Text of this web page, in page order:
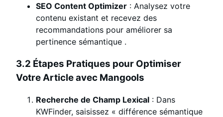
SEO Content Optimizer : Analysez votre
contenu existant et recevez des
recommandations pour améliorer sa
pertinence sémantique .
3.2 Étapes Pratiques pour Optimiser
Votre Article avec Mangools
Recherche de Champ Lexical : Dans
KWFinder, saisissez « différence sémantique